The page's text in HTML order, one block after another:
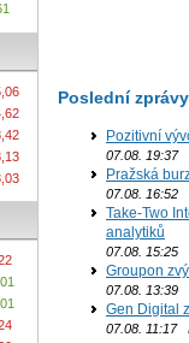
Poslední zprávy
Pozitivní
07.08. 19:37
Pražská
07.08. 16:52
Take-Two
analytiků
07.08. 15:25
Groupon
07.08. 13:39
Gen Digital
07.08. 11:17